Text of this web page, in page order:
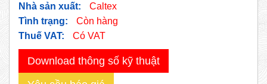
Nhà sản xuất:
Caltex
Tình trạng:
Còn hàng
Thuế VAT:
Có VAT
Download thông số kỹ thuật